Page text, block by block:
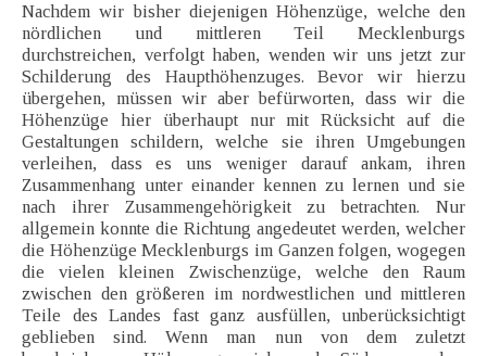
Nachdem wir bisher diejenigen Höhenzüge, welche den
nördlichen und mittleren Teil Mecklenburgs
durchstreichen, verfolgt haben, wenden wir uns jetzt zur
Schilderung des Haupthöhenzuges. Bevor wir hierzu
übergehen, müssen wir aber befürworten, dass wir die
Höhenzüge hier überhaupt nur mit Rücksicht auf die
Gestaltungen schildern, welche sie ihren Umgebungen
verleihen, dass es uns weniger darauf ankam, ihren
Zusammenhang unter einander kennen zu lernen und sie
nach ihrer Zusammengehörigkeit zu betrachten. Nur
allgemein konnte die Richtung angedeutet werden, welcher
die Höhenzüge Mecklenburgs im Ganzen folgen, wogegen
die vielen kleinen Zwischenzüge, welche den Raum
zwischen den größeren im nordwestlichen und mittleren
Teile des Landes fast ganz ausfüllen, unberücksichtigt
geblieben sind. Wenn man nun von dem zuletzt